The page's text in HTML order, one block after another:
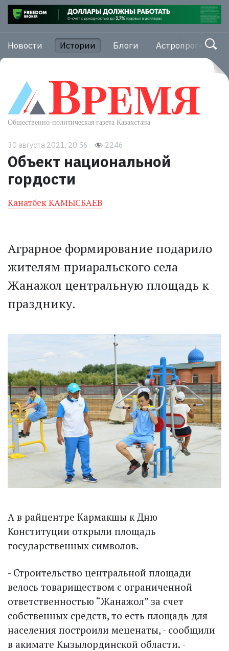
Новости Истории Блоги Астропрогноз
30 августа 2021, 20:56 2246
Объект национальной
гордости
Канатбек КАМЫСБАЕВ
Аграрное формирование подарило
жителям приаральского села
Жанажол центральную площадь к
празднику.
А в райцентре Кармакшы к Дню
Конституции открыли площадь
государственных символов.
- Строительство центральной площади
велось товариществом с ограниченной
ответственностью “Жанажол” за счет
собственных средств, то есть площадь для
населения построили меценаты, - сообщили
в акимате Кызылординской области. -